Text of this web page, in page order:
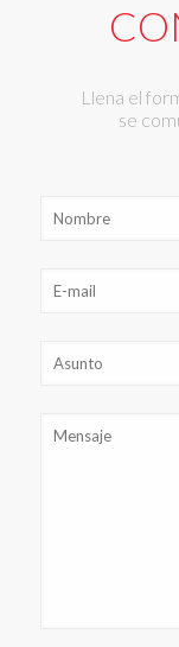
Llena el
se